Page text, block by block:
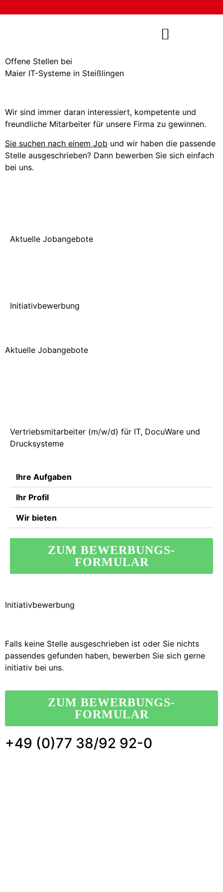
Offene Stellen bei
Maier IT-Systeme in Steißlingen
Wir sind immer daran interessiert, kompetente und
freundliche Mitarbeiter für unsere Firma zu gewinnen.
Sie suchen nach einem Job und wir haben die passende
Stelle ausgeschrieben? Dann bewerben Sie sich einfach
bei uns.
Aktuelle Jobangebote
Initiativbewerbung
Aktuelle Jobangebote
Vertriebsmitarbeiter (m/w/d) für IT, DocuWare und
Drucksysteme
Ihre Aufgaben
Ihr Profil
Wir bieten
ZUM BEWERBUNGS-
FORMULAR
Initiativbewerbung
Falls keine Stelle ausgeschrieben ist oder Sie nichts
passendes gefunden haben, bewerben Sie sich gerne
initiativ bei uns.
ZUM BEWERBUNGS-
FORMULAR
+49 (0)77 38/92 92-0